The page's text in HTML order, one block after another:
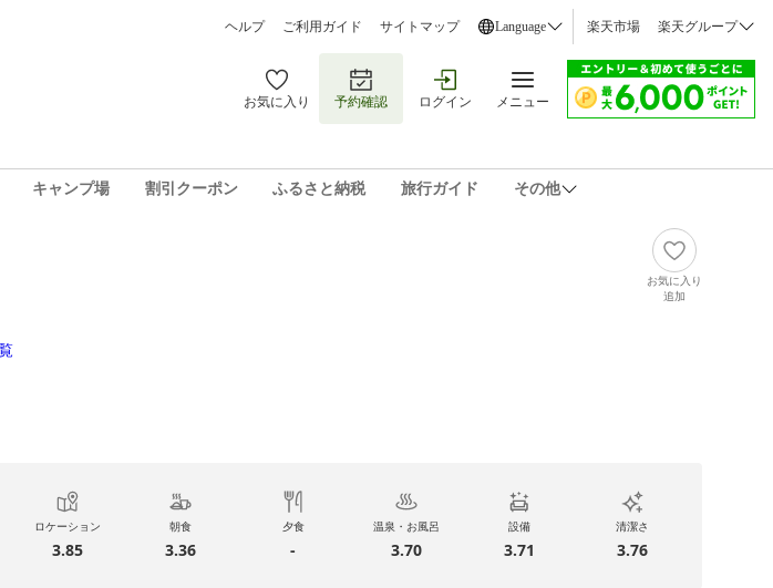
ヘルプ ご利用ガイド サイトマップ Language 楽天市場 楽天グループ
お気に入り 予約確認 ログイン メニュー
キャンプ場 割引クーポン ふるさと納税 旅行ガイド その他
お気に入り
追加
ロケーション
3.85
朝食
3.36
夕食
-
温泉・お風呂
3.70
設備
3.71
清潔さ
3.76